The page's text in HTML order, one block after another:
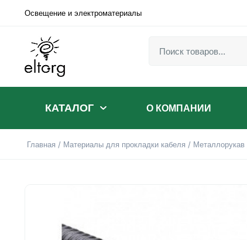
Освещение и электроматериалы
КАТАЛОГ О КОМПАНИИ
Главная / Материалы для прокладки кабеля / Металлорукав